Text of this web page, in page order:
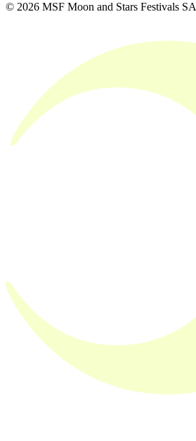
© 2026 MSF Moon and Stars Festivals SA